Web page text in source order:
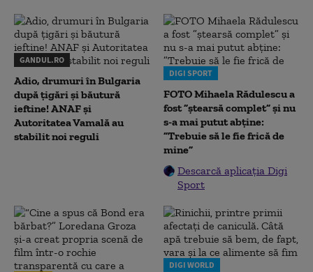
GANDUL.RO
Adio, drumuri în Bulgaria
după țigări și băutură
ieftine! ANAF și
Autoritatea Vamală au
stabilit noi reguli
DIGI SPORT
FOTO Mihaela Rădulescu a
fost ”ștearsă complet” și nu
s-a mai putut abține:
”Trebuie să le fie frică de
mine”
Descarcă aplicația Digi
Sport
DIGI WORLD